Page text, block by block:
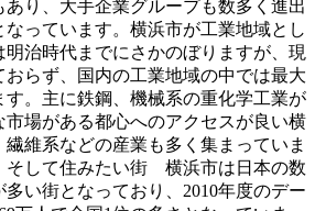
あり、大手企業グループも数多く進出
っています。横浜市が工業地域とし
治時代までにさかのぼりますが、現
らず、国内の工業地域の中では最大
。主に鉄鋼、機械系の重化学工業が
市場がある都心へのアクセスが良い横
維系などの産業も多く集まっていま
そして住みたい街 横浜市は日本の数
い街となっており、2010年度のデー